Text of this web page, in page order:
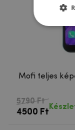
Mofi teljes
5790 Ft
4500 Ft